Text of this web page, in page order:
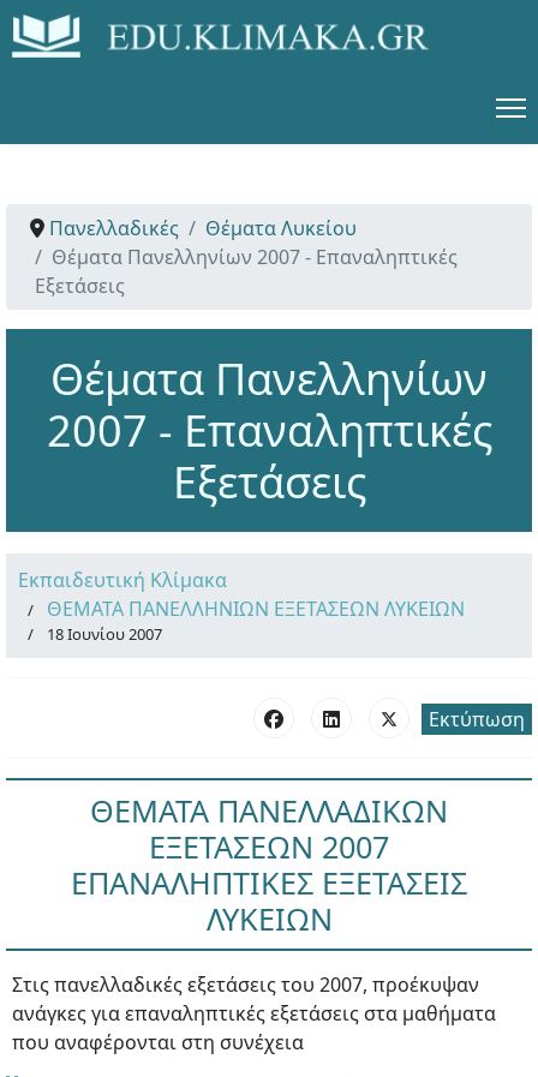
Πανελλαδικές
Θέματα Λυκείου
Θέματα Πανελληνίων 2007 - Επαναληπτικές
Εξετάσεις
Θέματα Πανελληνίων
2007 - Επαναληπτικές
Εξετάσεις
Εκπαιδευτική Κλίμακα
ΘΕΜΑΤΑ ΠΑΝΕΛΛΗΝΙΩΝ ΕΞΕΤΑΣΕΩΝ ΛΥΚΕΙΩΝ
18 Ιουνίου 2007
Εκτύπωση
ΘΕΜΑΤΑ ΠΑΝΕΛΛΑΔΙΚΩΝ
ΕΞΕΤΑΣΕΩΝ 2007
ΕΠΑΝΑΛΗΠΤΙΚΕΣ ΕΞΕΤΑΣΕΙΣ
ΛΥΚΕΙΩΝ
Στις πανελλαδικές εξετάσεις του 2007, προέκυψαν
ανάγκες για επαναληπτικές εξετάσεις στα μαθήματα
που αναφέρονται στη συνέχεια